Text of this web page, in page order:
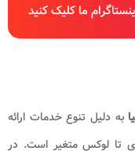
ما کلیک کنید
به دلیل تنوع خدمات ارائه
تا لوکس متغیر است. در